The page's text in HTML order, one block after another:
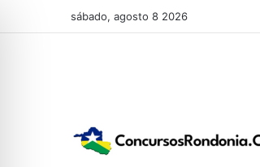
sábado, agosto 8 2026